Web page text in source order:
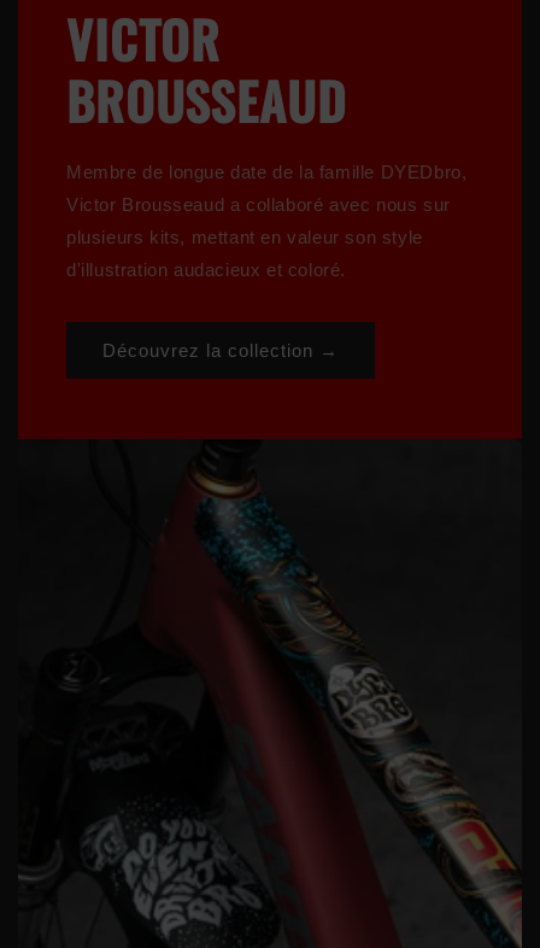
VICTOR
BROUSSEAUD
Membre de longue date de la famille DYEDbro,
Victor Brousseaud a collaboré avec nous sur
plusieurs kits, mettant en valeur son style
d'illustration audacieux et coloré.
Découvrez la collection →